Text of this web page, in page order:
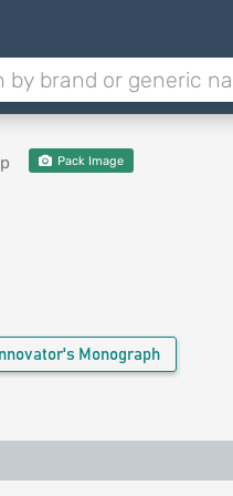
Pack Image
Innovator's Monograph